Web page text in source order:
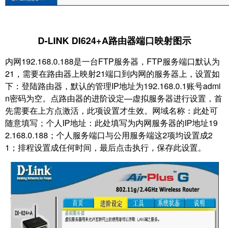
D-LINK DI624+A路由器端口映射图示
内网192.168.0.188是一台FTP服务器，FTP服务端口默认为
21，需要在路由器上映射21端口到内网的服务器上，设置如
下：登陆路由器，默认的管理IP地址为192.168.0.1账号admi
n密码为空。点路由器的进阶设定—虚拟服务器进行设置，首
先需要在上方点激活，此项设置才生效。 网域名称：此处可
随意填写；个人IP地址：此处填写为内网服务器的IP地址19
2.168.0.188； 个人服务端口与公用服务端这2项均设置成2
1；排程设置成任何时间，最后点击执行，保存此设置。